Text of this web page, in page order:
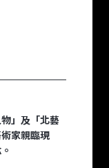
」及「北藝
家親臨現